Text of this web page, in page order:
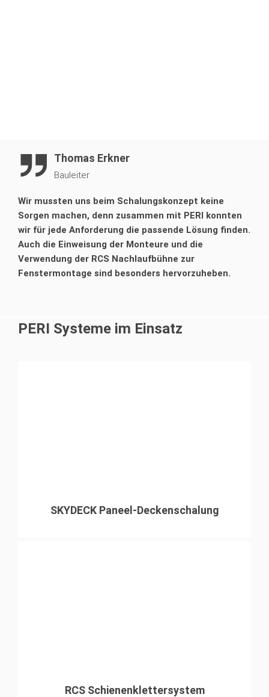
Thomas Erkner
Bauleiter
Wir mussten uns beim Schalungskonzept keine
Sorgen machen, denn zusammen mit PERI konnten
wir für jede Anforderung die passende Lösung finden.
Auch die Einweisung der Monteure und die
Verwendung der RCS Nachlaufbühne zur
Fenstermontage sind besonders hervorzuheben.
PERI Systeme im Einsatz
SKYDECK Paneel-Deckenschalung
RCS Schienenklettersystem